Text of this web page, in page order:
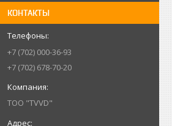
КОНТАКТЫ
+7 (702) 000-36-93
+7 (702) 678-70-20
ТОО "TVVD"